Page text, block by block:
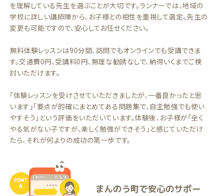
を理解している先生を選ぶことが大切です。ランナーでは、地域の
学校に詳しい講師陣から、お子様との相性を重視して選定。先生の
変更も可能ですので、安心してお任せください。
無料体験レッスンは90分間、訪問でもオンラインでも受講できま
す。交通費0円、受講料0円、無理な勧誘なしで、納得いくまでご検
討いただけます。
「体験レッスンを受けさせていただきましたが、一番良かったと思
います」「要点が的確にまとめてある問題集で、自主勉強でも使い
やすそう」という評価をいただいています。体験後、お子様が「全く
やる気がない子ですが、楽しく勉強ができそう」と感じていただけ
たら、それが何よりの成功の第一歩です。
まんのう町で安心のサポー